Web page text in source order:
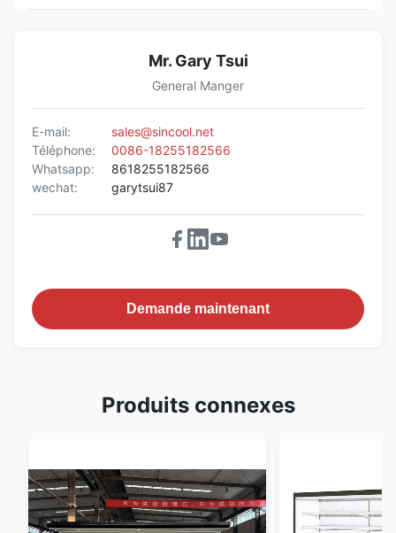
Mr. Gary Tsui
General Manger
E-mail:
sales@sincool.net
Téléphone:
0086-18255182566
Whatsapp:
8618255182566
wechat:
garytsui87
Demande maintenant
Produits connexes